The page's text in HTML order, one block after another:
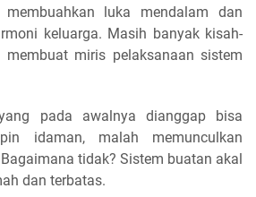
membuahkan luka mendalam dan
keluarga. Masih banyak kisah-
miris pelaksanaan sistem
pada awalnya dianggap bisa
idaman, malah memunculkan
tidak? Sistem buatan akal
dan terbatas.